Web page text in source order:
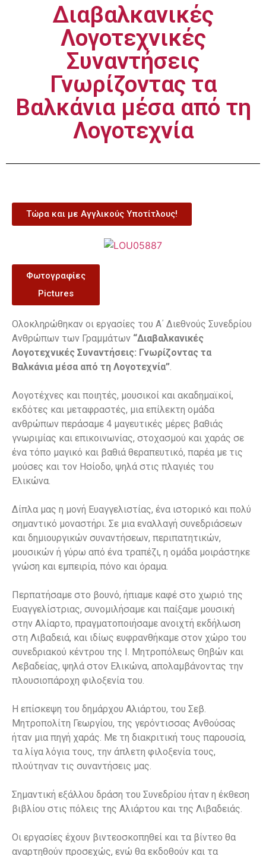
Διαβαλκανικές
Λογοτεχνικές
Συναντήσεις
Γνωρίζοντας τα
Βαλκάνια μέσα από τη
Λογοτεχνία
Τώρα και με Αγγλικούς Υποτίτλους!
Φωτογραφίες
Pictures
Ολοκληρώθηκαν οι εργασίες του Α΄ Διεθνούς Συνεδρίου
Ανθρώπων των Γραμμάτων “Διαβαλκανικές
Λογοτεχνικές Συναντήσεις: Γνωρίζοντας τα
Βαλκάνια μέσα από τη Λογοτεχνία”.
Λογοτέχνες και ποιητές, μουσικοί και ακαδημαϊκοί,
εκδότες και μεταφραστές, μια επίλεκτη ομάδα
ανθρώπων περάσαμε 4 μαγευτικές μέρες βαθιάς
γνωριμίας και επικοινωνίας, στοχασμού και χαράς σε
ένα τόπο μαγικό και βαθιά θεραπευτικό, παρέα με τις
μούσες και τον Ησίοδο, ψηλά στις πλαγιές του
Ελικώνα.
Δίπλα μας η μονή Ευαγγελιστίας, ένα ιστορικό και πολύ
σημαντικό μοναστήρι. Σε μια εναλλαγή συνεδριάσεων
και δημιουργικών συναντήσεων, περιπατητικών,
μουσικών ή γύρω από ένα τραπέζι, η ομάδα μοιράστηκε
γνώση και εμπειρία, πόνο και όραμα.
Περπατήσαμε στο βουνό, ήπιαμε καφέ στο χωριό της
Ευαγγελίστριας, συνομιλήσαμε και παίξαμε μουσική
στην Αλίαρτο, πραγματοποιήσαμε ανοιχτή εκδήλωση
στη Λιβαδειά, και ιδίως ευφρανθήκαμε στον χώρο του
συνεδριακού κέντρου της Ι. Μητροπόλεως Θηβών και
Λεβαδείας, ψηλά στον Ελικώνα, απολαμβάνοντας την
πλουσιοπάροχη φιλοξενία του.
Η επίσκεψη του δημάρχου Αλιάρτου, του Σεβ.
Μητροπολίτη Γεωργίου, της γερόντισσας Ανθούσας
ήταν μια πηγή χαράς. Με τη διακριτική τους παρουσία,
τα λίγα λόγια τους, την άπλετη φιλοξενία τους,
πλούτηναν τις συναντήσεις μας.
Σημαντική εξάλλου δράση του Συνεδρίου ήταν η έκθεση
βιβλίου στις πόλεις της Αλιάρτου και της Λιβαδειάς.
Οι εργασίες έχουν βιντεοσκοπηθεί και τα βίντεο θα
αναρτηθούν προσεχώς, ενώ θα εκδοθούν και τα